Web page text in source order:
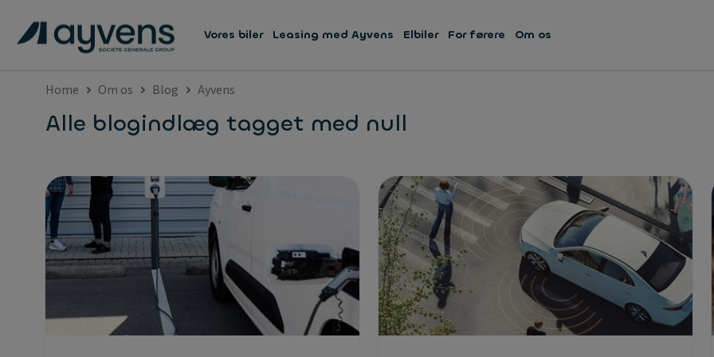
Vores biler Leasing med Ayvens Elbiler For førere Om os
Home Om os Blog Ayvens
Alle blogindlæg tagget med null